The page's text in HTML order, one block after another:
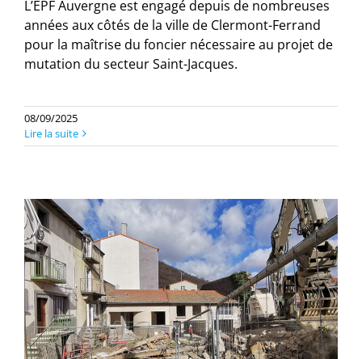
L’EPF Auvergne est engagé depuis de nombreuses
années aux côtés de la ville de Clermont-Ferrand
pour la maîtrise du foncier nécessaire au projet de
mutation du secteur Saint-Jacques.
08/09/2025
Lire la suite